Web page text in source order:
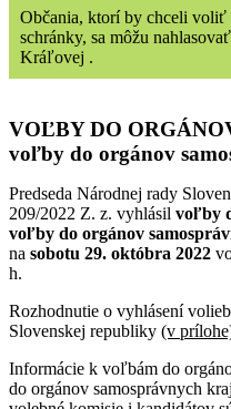
Občania, ktorí by chceli voliť
schránky, sa môžu
Kráľovej .
VOĽBY DO
voľby do orgánov
Predseda Národnej rady
209/2022 Z. z. vyhlásil voľby
voľby do orgánov
na sobotu 29. októbra 2022
h.
Rozhodnutie o vyhlásení
Slovenskej republiky (v
Informácie k voľbám do
do orgánov samosprávnych